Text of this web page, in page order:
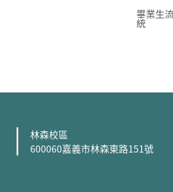
畢業生
統
林森校區
600060嘉義市林森東路151號